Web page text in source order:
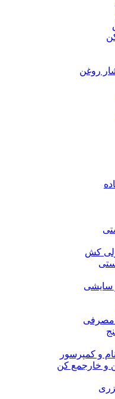
روغن
کش
سایشی
مصرفی
و کمپرسور
و خارجمع کن